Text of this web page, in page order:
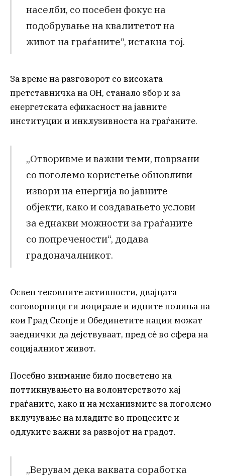
населби, со посебен фокус на
подобрување на квалитетот на
живот на граѓаните“, истакна тој.
За време на разговорот со високата
претставничка на ОН, станало збор и за
енергетската ефикасност на јавните
институции и инклузивноста на граѓаните.
„Отворивме и важни теми, поврзани
со поголемо користење обновливи
извори на енергија во јавните
објекти, како и создавањето услови
за еднакви можности за граѓаните
со попречености“, додава
градоначалникот.
Освен тековните активности, двајцата
соговорници ги лоцирале и идните полиња на
кои Град Скопје и Обединетите нации можат
заеднички да дејствуваат, пред сè во сфера на
социјалниот живот.
Посебно внимание било посветено на
поттикнувањето на волонтерството кај
граѓаните, како и на механизмите за поголемо
вклучување на младите во процесите и
одлуките важни за развојот на градот.
„Верувам дека ваквата соработка